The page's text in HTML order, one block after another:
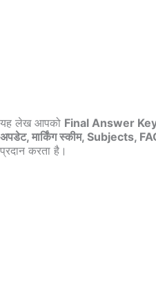
यह लेख आपको Final Answer Key
अपडेट, मार्किंग स्कीम, Subjects,
प्रदान करता है।